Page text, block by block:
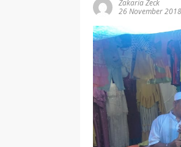
Zakaria Zeck
26 November